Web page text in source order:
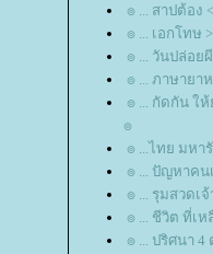
๏ ... สาปต้อง
๏ ... เอกโทษ
๏ ... วันปล่อย
๏ ... ภาษายา
๏ ... กัดกัน ใ
๏
๏ ...ไทย มหา
๏ ... ปัญหาคน
๏ ... รุมสวดเ
๏ ... ชีวิต ที่เห
๏ ... ปริศนา 4